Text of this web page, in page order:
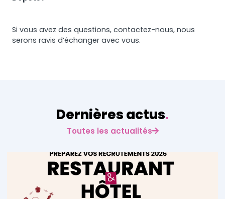
Si vous avez des questions, contactez-nous, nous
serons ravis d’échanger avec vous.
Dernières actus.
Toutes les actualités